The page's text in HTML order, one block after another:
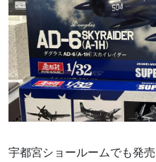
宇都宮ショールームでも発